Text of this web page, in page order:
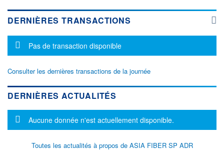
DERNIÈRES TRANSACTIONS
Message d'information
Pas de transaction disponible
Consulter les dernières transactions de la journée
DERNIÈRES ACTUALITÉS
Message d'information
Aucune donnée n'est actuellement disponible.
Toutes les actualités à propos de ASIA FIBER SP ADR